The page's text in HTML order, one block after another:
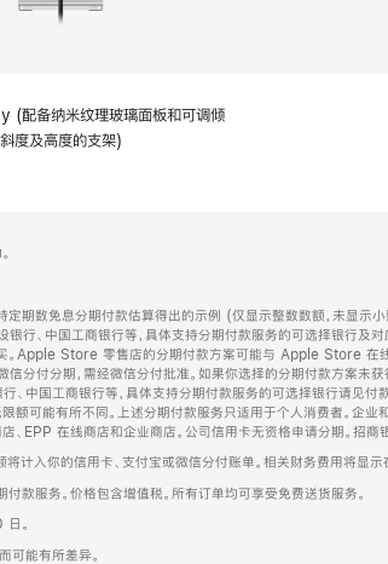
配备纳米纹理玻璃面板和可调倾
斜度及高度的支架)
定期数免息分期付款估算得出的示例 (仅显示整数数额，未显示
银行、中国工商银行等，具体支持分期付款服务的可选择银行
。Apple Store 零售店的分期付款方案可能与 Apple Store 在
信分付分期，需经微信分付批准。如果你选择的分期付款方案
、中国工商银行等，具体支持分期付款服务的可选择银行请见
限额可能有所不同。上述分期付款服务只适用于个人消费者。
店、EPP 在线商店和企业商店。公司信用卡无资格申请分期。招
计入你的信用卡、支付宝或微信分付账单。相关财务费用将显示
款服务。价格包含增值税。所有订单均可享受免费送货服务。
。
可能有所差异。